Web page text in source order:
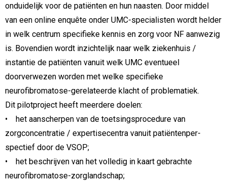
onduidelijk voor de patiënten en hun naasten. Door middel
van een online enquête onder UMC-specialisten wordt helder
in welk centrum specifieke kennis en zorg voor NF aanwezig
is. Bovendien wordt inzichtelijk naar welk ziekenhuis /
instantie de patiënten vanuit welk UMC eventueel
doorverwezen worden met welke specifieke
neurofibromatose-gerelateerde klacht of problematiek.
Dit pilotproject heeft meerdere doelen:
• het aanscherpen van de toetsingsprocedure van
zorgconcentratie / expertisecentra vanuit patiëntenper-
spectief door de VSOP;
• het beschrijven van het volledig in kaart gebrachte
neurofibromatose-zorglandschap;